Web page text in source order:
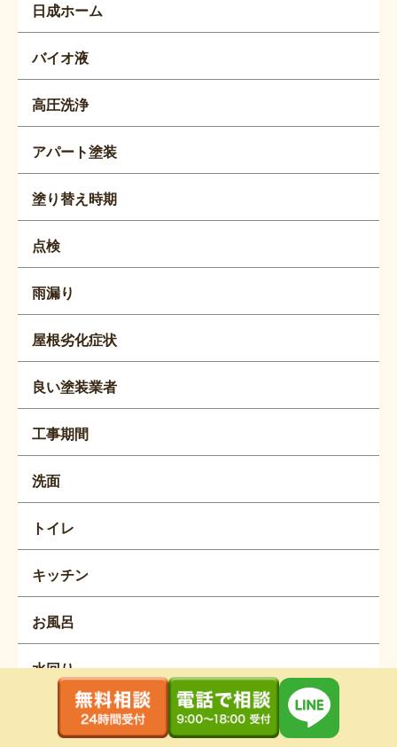
日成ホーム
バイオ液
高圧洗浄
アパート塗装
塗り替え時期
点検
雨漏り
屋根劣化症状
良い塗装業者
工事期間
洗面
トイレ
キッチン
お風呂
水回り
リフォーム